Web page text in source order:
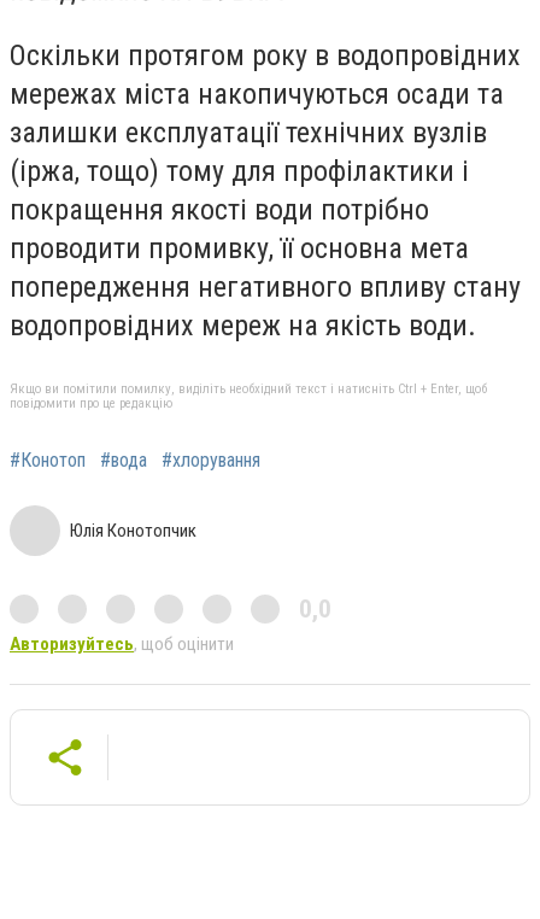
Оскільки протягом року в водопровідних
мережах міста накопичуються осади та
залишки експлуатації технічних вузлів
(іржа, тощо) тому для профілактики і
покращення якості води потрібно
проводити промивку, її основна мета
попередження негативного впливу стану
водопровідних мереж на якість води.
Якщо ви помітили помилку, виділіть необхідний текст і натисніть Ctrl + Enter, щоб
повідомити про це редакцію
#Конотоп #вода #хлорування
Юлія Конотопчик
0,0
Авторизуйтесь, щоб оцінити